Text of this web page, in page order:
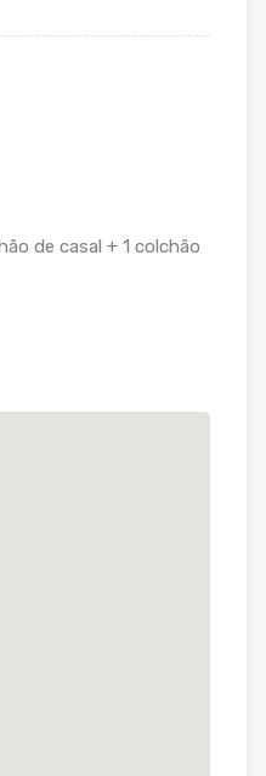
de casal + 1 colchão